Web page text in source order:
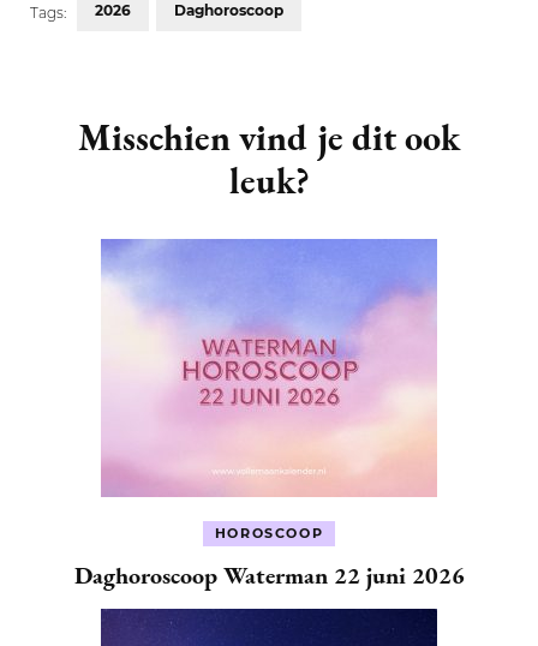
Tags: 2026 Daghoroscoop
Navigation
Misschien vind je dit ook
leuk?
HOROSCOOP
Daghoroscoop Waterman 22 juni 2026